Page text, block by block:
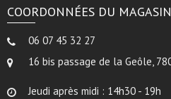
COORDONNÉES DU MAGASIN
06 07 45 32 27
16 bis passage de la Geôle,
Jeudi après midi : 14h30 - 19h